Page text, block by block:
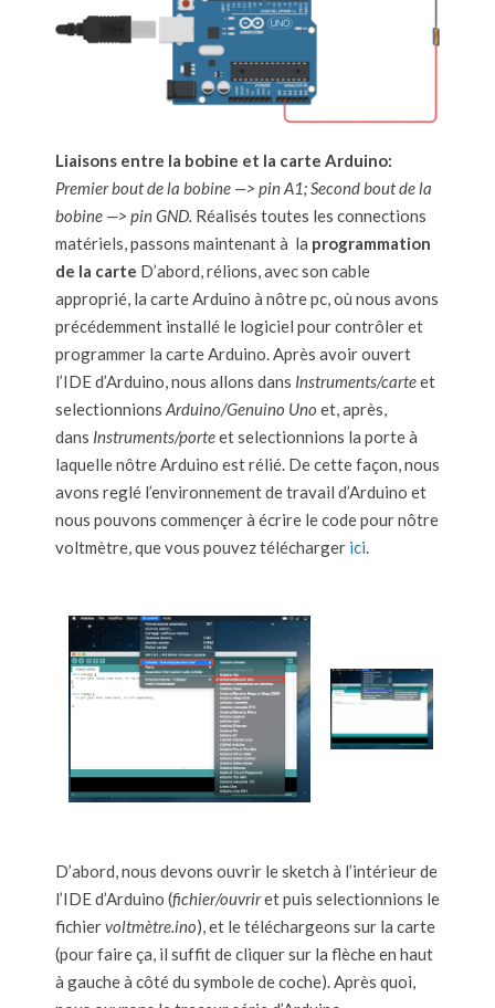
Liaisons entre la bobine et la carte Arduino:
Premier bout de la bobine —> pin A1;Second bout de la
bobine —> pin GND. Réalisés toutes les connections
matériels, passons maintenant à la programmation
de la carte D’abord, rélions, avec son cable
approprié, la carte Arduino à nôtre pc, où nous avons
précédemment installé le logiciel pour contrôler et
programmer la carte Arduino. Après avoir ouvert
l’IDE d’Arduino, nous allons dans Instruments/carteet
selectionnions Arduino/Genuino Uno et, après,
dans Instruments/porteet selectionnions la porte à
laquelle nôtre Arduino est rélié. De cette façon, nous
avons reglé l’environnement de travail d’Arduino et
nous pouvons commençer à écrire le code pour nôtre
voltmètre, que vous pouvez télécharger ici.
D’abord, nous devons ouvrir le sketch à l’intérieur de
l’IDE d’Arduino (fichier/ouvriret puis selectionnions le
fichiervoltmètre.ino), et le téléchargeons sur la carte
(pour faire ça, il suffit de cliquer sur la flèche en haut
à gauche à côté du symbole de coche). Après quoi,